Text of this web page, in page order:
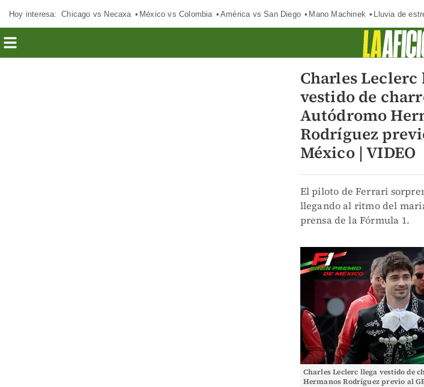
Hoy interesa: Chicago vs Necaxa México vs Colombia América vs San Diego Mano Machinek Lluvia de
Charles Leclerc
vestido de
Autódromo
Rodríguez
México | VIDEO
El piloto de Ferrari
llegando al ritmo del
prensa de la Fórmula 1.
Charles Leclerc llega vestido de
Hermanos Rodríguez previo al